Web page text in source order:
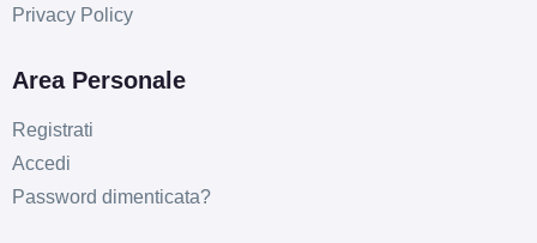
Privacy Policy
Area Personale
Registrati
Accedi
Password dimenticata?